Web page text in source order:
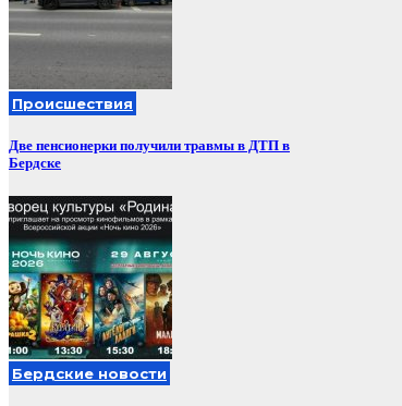
Происшествия
Две пенсионерки получили травмы в ДТП в
Бердске
Бердские новости